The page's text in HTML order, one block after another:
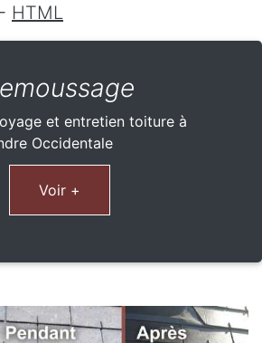
- HTML
et entretien toiture à
Occidentale
Voir +